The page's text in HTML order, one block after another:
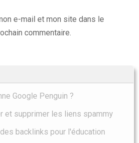
Google Penguin ?
et supprimer les liens spammy
backlinks pour l'éducation
e-mail et mon site dans le
commentaire.